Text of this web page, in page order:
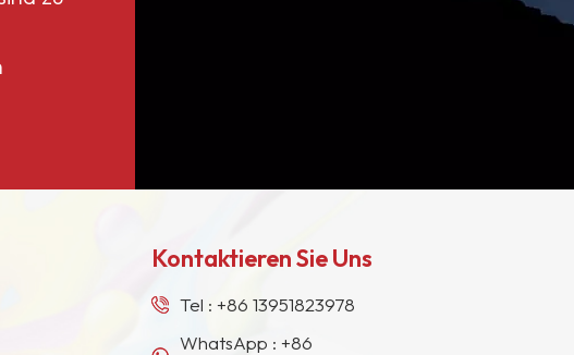
Kontaktieren Sie Uns
Tel :+86 13951823978
WhatsApp :+86